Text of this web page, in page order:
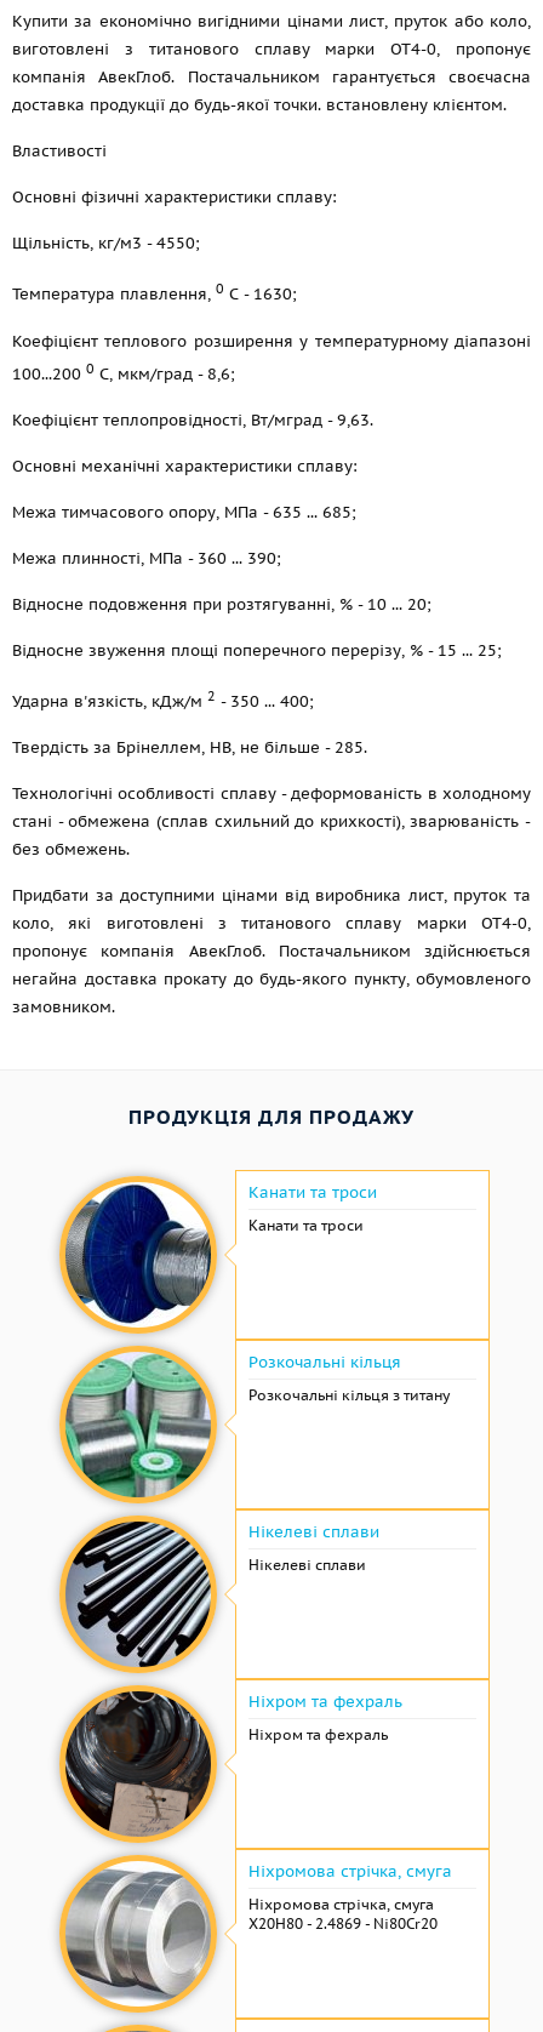
Купити за економічно вигідними цінами лист, пруток або коло,
виготовлені з титанового сплаву марки ОТ4-0, пропонує
компанія АвекГлоб. Постачальником гарантується своєчасна
доставка продукції до будь-якої точки. встановлену клієнтом.
Властивості
Основні фізичні характеристики сплаву:
Щільність, кг/м3 - 4550;
Температура плавлення, 0 С - 1630;
Коефіцієнт теплового розширення у температурному діапазоні
100...200 0 С, мкм/град - 8,6;
Коефіцієнт теплопровідності, Вт/мград - 9,63.
Основні механічні характеристики сплаву:
Межа тимчасового опору, МПа - 635 ... 685;
Межа плинності, МПа - 360 ... 390;
Відносне подовження при розтягуванні, % - 10 ... 20;
Відносне звуження площі поперечного перерізу, % - 15 ... 25;
Ударна в'язкість, кДж/м 2 - 350 ... 400;
Твердість за Брінеллем, НВ, не більше - 285.
Технологічні особливості сплаву - деформованість в холодному
стані - обмежена (сплав схильний до крихкості), зварюваність -
без обмежень.
Придбати за доступними цінами від виробника лист, пруток та
коло, які виготовлені з титанового сплаву марки ОТ4-0,
пропонує компанія АвекГлоб. Постачальником здійснюється
негайна доставка прокату до будь-якого пункту, обумовленого
замовником.
ПРОДУКЦІЯ ДЛЯ ПРОДАЖУ
Канати та троси
Канати та троси
Розкочальні кільця
Розкочальні кільця з титану
Нікелеві сплави
Нікелеві сплави
Ніхром та фехраль
Ніхром та фехраль
Ніхромова стрічка, смуга
Ніхромова стрічка, смуга
Х20Н80 - 2.4869 - Ni80Cr20